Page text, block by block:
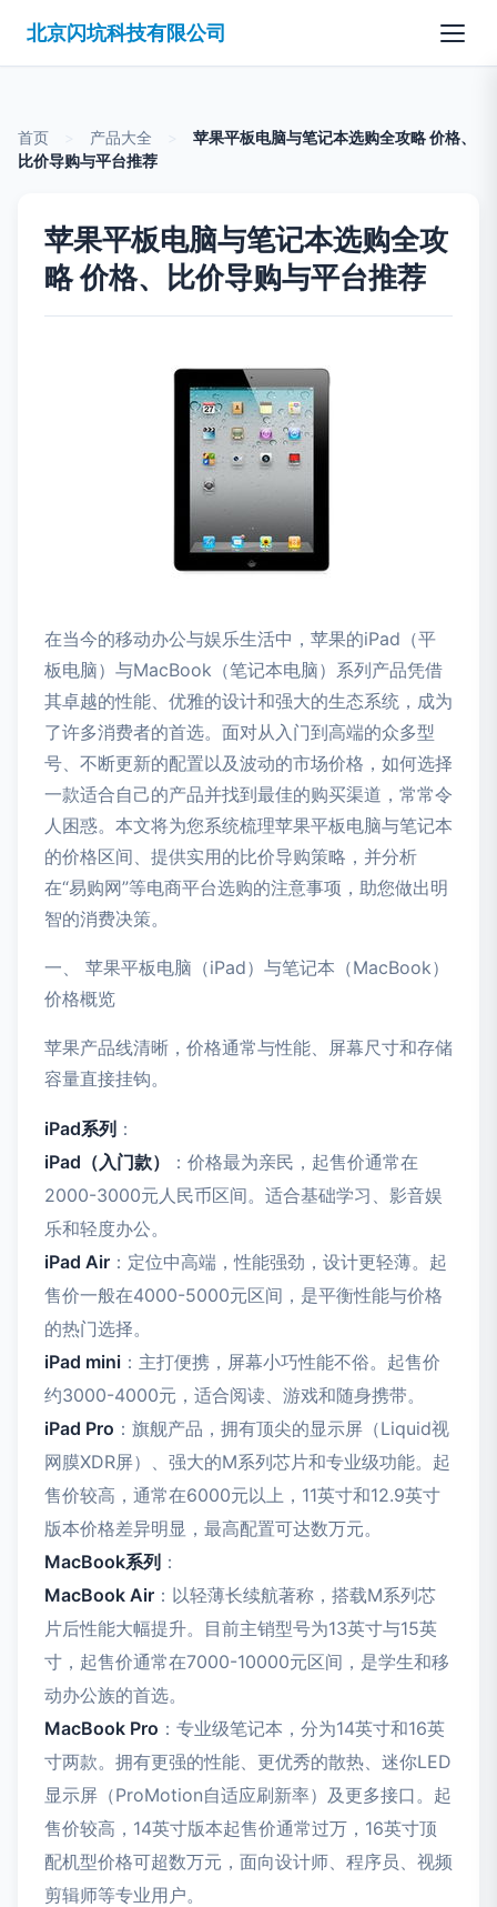
北京闪坑科技有限公司
首页 产品大全
苹果平板电脑与笔记本选购全攻略 价格、
比价导购与平台推荐
苹果平板电脑与笔记本选购全攻
略 价格、比价导购与平台推荐
在当今的移动办公与娱乐生活中，苹果的iPad（平
板电脑）与MacBook（笔记本电脑）系列产品凭借
其卓越的性能、优雅的设计和强大的生态系统，成为
了许多消费者的首选。面对从入门到高端的众多型
号、不断更新的配置以及波动的市场价格，如何选择
一款适合自己的产品并找到最佳的购买渠道，常常令
人困惑。本文将为您系统梳理苹果平板电脑与笔记本
的价格区间、提供实用的比价导购策略，并分析
在“易购网”等电商平台选购的注意事项，助您做出明
智的消费决策。
一、 苹果平板电脑（iPad）与笔记本（MacBook）
价格概览
苹果产品线清晰，价格通常与性能、屏幕尺寸和存储
容量直接挂钩。
iPad系列 ：
iPad（入门款）
：价格最为亲民，起售价通常在
2000-3000元人民币区间。适合基础学习、影音娱
乐和轻度办公。
iPad Air ：定位中高端，性能强劲，设计更轻薄。起
售价一般在4000-5000元区间，是平衡性能与价格
的热门选择。
iPad mini ：主打便携，屏幕小巧性能不俗。起售价
约3000-4000元，适合阅读、游戏和随身携带。
iPad Pro ：旗舰产品，拥有顶尖的显示屏（Liquid视
网膜XDR屏）、强大的M系列芯片和专业级功能。起
售价较高，通常在6000元以上，11英寸和12.9英寸
版本价格差异明显，最高配置可达数万元。
MacBook系列 ：
MacBook Air ：以轻薄长续航著称，搭载M系列芯
片后性能大幅提升。目前主销型号为13英寸与15英
寸，起售价通常在7000-10000元区间，是学生和移
动办公族的首选。
MacBook Pro ：专业级笔记本，分为14英寸和16英
寸两款。拥有更强的性能、更优秀的散热、迷你LED
显示屏（ProMotion自适应刷新率）及更多接口。起
售价较高，14英寸版本起售价通常过万，16英寸顶
配机型价格可超数万元，面向设计师、程序员、视频
剪辑师等专业用户。